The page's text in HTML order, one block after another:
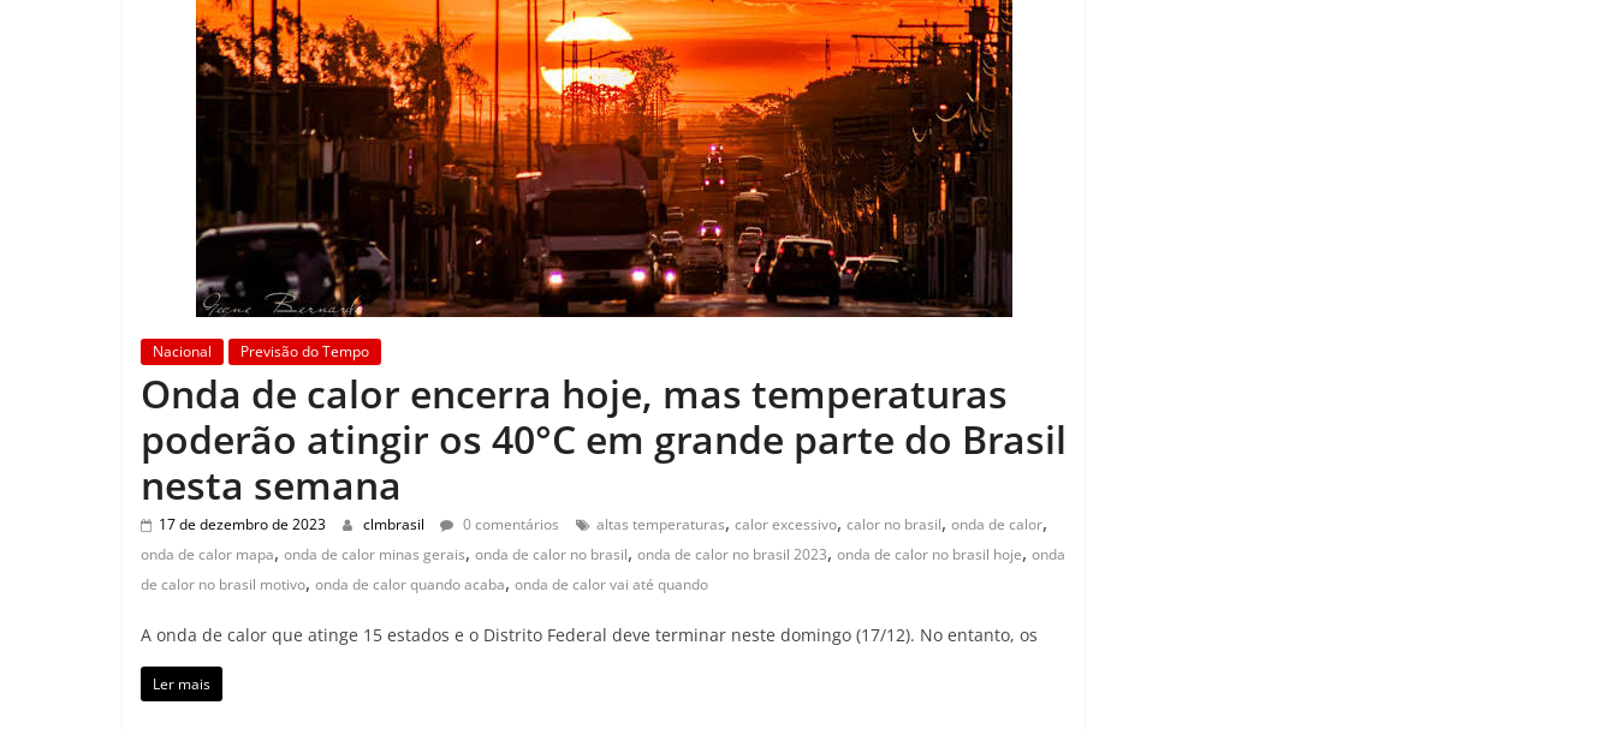
Nacional Previsão do Tempo
Onda de calor encerra hoje, mas temperaturas
poderão atingir os 40°C em grande parte do Brasil
nesta semana
17 de dezembro de 2023 clmbrasil 0 comentários altas temperaturas, calor excessivo, calor no brasil, onda de calor,
onda de calor mapa, onda de calor minas gerais, onda de calor no brasil, onda de calor no brasil 2023, onda de calor no brasil hoje, onda
de calor no brasil motivo, onda de calor quando acaba, onda de calor vai até quando
A onda de calor que atinge 15 estados e o Distrito Federal deve terminar neste domingo (17/12). No entanto, os
Ler mais